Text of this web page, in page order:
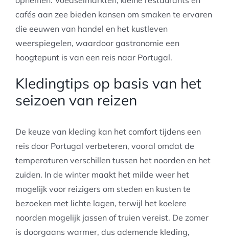
cafés aan zee bieden kansen om smaken te ervaren
die eeuwen van handel en het kustleven
weerspiegelen, waardoor gastronomie een
hoogtepunt is van een reis naar Portugal.
Kledingtips op basis van het
seizoen van reizen
De keuze van kleding kan het comfort tijdens een
reis door Portugal verbeteren, vooral omdat de
temperaturen verschillen tussen het noorden en het
zuiden. In de winter maakt het milde weer het
mogelijk voor reizigers om steden en kusten te
bezoeken met lichte lagen, terwijl het koelere
noorden mogelijk jassen of truien vereist. De zomer
is doorgaans warmer, dus ademende kleding,